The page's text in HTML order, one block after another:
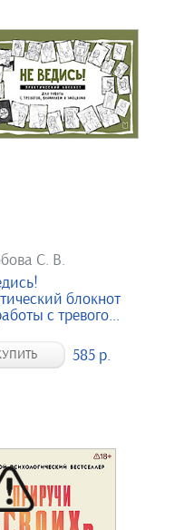
С. В.
блокнот
с тревого...
585 р.